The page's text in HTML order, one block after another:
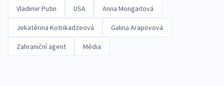
Vladimir Putin USA Anna Mongaitová
Jekatěrina Kotrikadzeová Galina Arapovová
Zahraniční agent Média